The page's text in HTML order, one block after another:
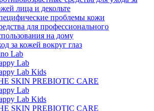
лица и декольте
проблемы кожи
для профессионального
на дому
за кожей вокруг глаз
Lab
Lab
Lab Kids
SKIN PREBIOTIC CARE
Lab
Lab Kids
SKIN PREBIOTIC CARE